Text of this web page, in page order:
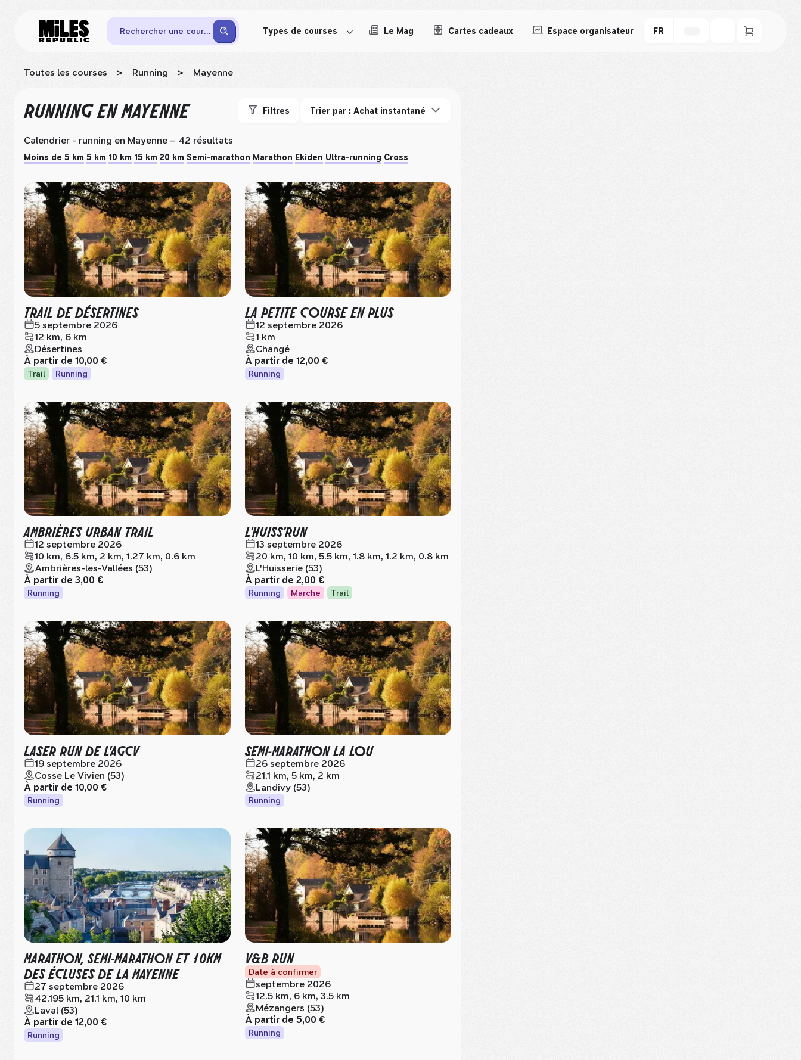
Rechercher une course Types de courses Le Mag Cartes cadeaux Espace organisateur FR
Toutes les courses > Running > Mayenne
RUNNINGEN MAYENNE Filtres Trier par : Achat instantané
Calendrier - running en Mayenne – 42 résultats
Moins de 5 km 5 km 10 km 15 km 20 km Semi-marathon Marathon Ekiden Ultra-running Cross
TRAIL DE DÉSERTINES
5 septembre 2026
12 km, 6 km
Désertines
À partir de 10,00 €
Trail Running
LA PETITE COURSE EN PLUS
12 septembre 2026
1 km
Changé
À partir de 12,00 €
Running
AMBRIÈRES URBAN TRAIL
12 septembre 2026
10 km, 6.5 km, 2 km, 1.27 km, 0.6 km
Ambrières-les-Vallées (53)
À partir de 3,00 €
Running
L'HUISS'RUN
13 septembre 2026
20 km, 10 km, 5.5 km, 1.8 km, 1.2 km, 0.8 km
L'Huisserie (53)
À partir de 2,00 €
Running Marche Trail
LASER RUN DE L'AGCV
19 septembre 2026
Cosse Le Vivien (53)
À partir de 10,00 €
Running
SEMI-MARATHON LA LOU
26 septembre 2026
21.1 km, 5 km, 2 km
Landivy (53)
Running
MARATHON, SEMI-MARATHON ET 10KM
DES ÉCLUSES DE LA MAYENNE
27 septembre 2026
42.195 km, 21.1 km, 10 km
Laval (53)
À partir de 12,00 €
Running
V&B RUN
Date à confirmer
septembre 2026
12.5 km, 6 km, 3.5 km
Mézangers (53)
À partir de 5,00 €
Running